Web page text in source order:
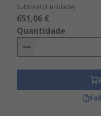
Subtotal (1 unidade)
651,06 €
Quantidade